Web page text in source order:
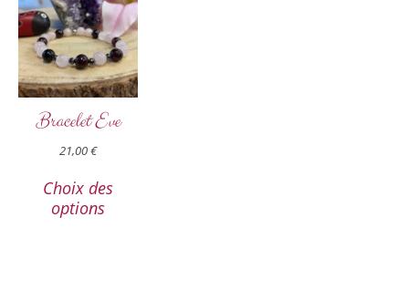
Bracelet Eve
21,00€
Choix des
options